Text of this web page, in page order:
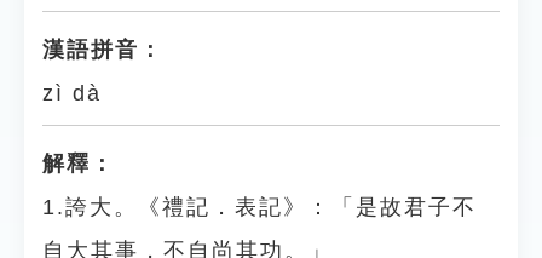
漢語拼音：
zì dà
解釋：
1.誇大。《禮記．表記》：「是故君子不
自大其事，不自尚其功。」